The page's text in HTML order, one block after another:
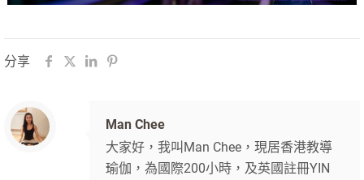
分享
Man Chee
大家好，我叫Man Chee，現居香港教導
瑜伽，為國際200小時，及英國註冊YIN